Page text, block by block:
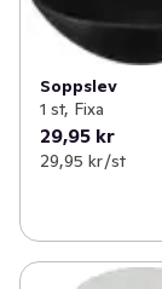
Soppslev
1 st, Fixa
29,95 kr
29,95 kr /st